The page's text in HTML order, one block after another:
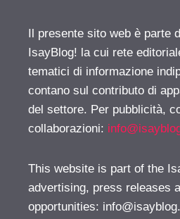
Il presente sito web è parte
IsayBlog! la cui rete
tematici di informazione
contano sul contributo di
del settore. Per pubblicità,
collaborazioni:
This website is part of the
advertising, press releases
opportunities: